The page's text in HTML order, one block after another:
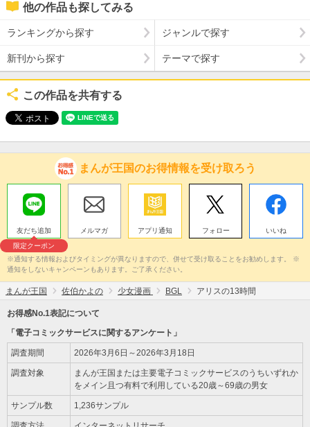
他の作品も探してみる
ランキングから探す ジャンルで探す
新刊から探す テーマで探す
この作品を共有する
まんが王国のお得情報を受け取ろう
友だち追加
限定クーポン
メルマガ アプリ通知 フォロー いいね
※通知する情報およびタイミングが異なりますので、併せて受け取ることをお勧めします。 ※
通知をしないキャンペーンもあります。ご了承ください。
まんが王国 佐伯かよの 少女漫画 BGL アリスの13時間
お得感No.1表記について
「電子コミックサービスに関するアンケート」
調査期間 2026年3月6日～2026年3月18日
調査対象
まんが王国または主要電子コミックサービスのうちいずれか
をメイン且つ有料で利用している20歳～69歳の男女
サンプル数 1,236サンプル